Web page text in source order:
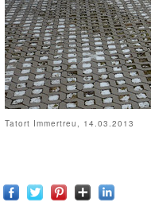
Tatort Immertreu, 14.03.2013